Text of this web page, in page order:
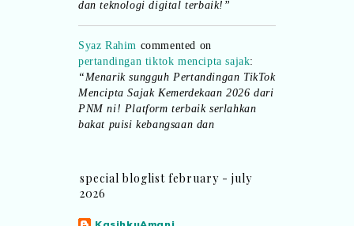
pertandingan tiktok mencipta sajak
“Menarik sungguh Pertandingan TikTok
Mencipta Sajak Kemerdekaan 2026 dari
PNM ni! Platform terbaik serlahkan
bakat puisi kebangsaan dan
patriotisme.”
pertandingan tiktok mencipta sajak:
“Menarik..tapi lama tak mengarang
rasa kurang ideanya.”
special bloglist february - july
2026